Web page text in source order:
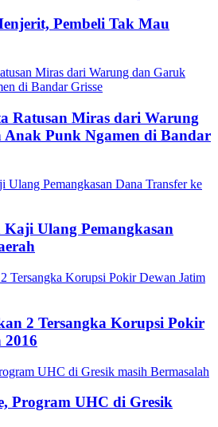
Pembeli Tak Mau
Ratusan Miras dari Warung
Punk Ngamen di Bandar
Ulang Pemangkasan
2 Tersangka Korupsi Pokir
2016
Program UHC di Gresik